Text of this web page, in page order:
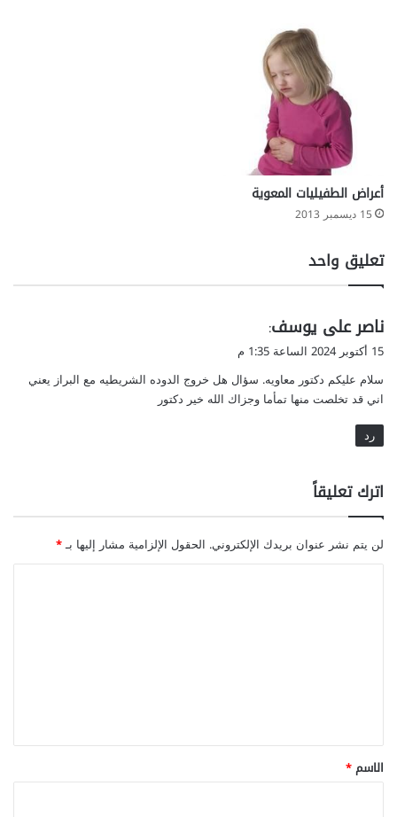
أعراض الطفيليات المعوية
15 ديسمبر 2013
تعليق واحد
ي
ق
ل
ناصر على يوسف:
15 أكتوبر 2024 الساعة 1:35 م
سلام عليكم دكتور معاويه. سؤال هل خروج الدوده الشريطيه مع البراز يعني
اني قد تخلصت منها تمأما وجزاك الله خير دكتور
رد
اترك تعليقاً
لن يتم نشر عنوان بريدك الإلكتروني. الحقول الإلزامية مشار إليها بـ*
*
الاسم*